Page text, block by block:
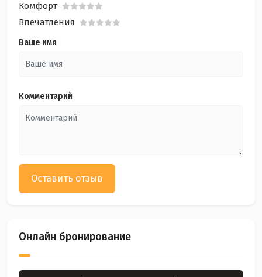
Комфорт
Впечатления
Ваше имя
Комментарий
Оставить отзыв
Онлайн бронирование